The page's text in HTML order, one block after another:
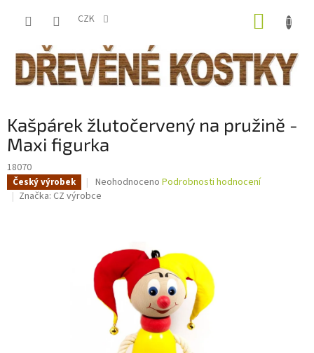
CZK
Kašpárek žlutočervený na pružině -
Maxi figurka
18070
Český výrobek
Průměrné
hodnocení
5
hvězdiček.
Neohodnoceno Podrobnosti hodnocení
Značka: CZ výrobce